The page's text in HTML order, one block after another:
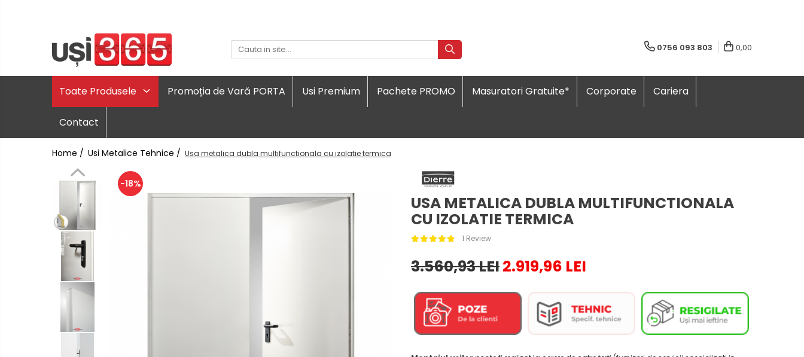
0756 093 803 0,00
Toate Produsele Promoția de Vară PORTA Usi Premium Pachete PROMO Masuratori Gratuite* Corporate Cariera
Contact
Home / Usi Metalice Tehnice / Usa metalica dubla multifunctionala cu izolatie termica
USA METALICA DUBLA MULTIFUNCTIONALA
CU IZOLATIE TERMICA
1 Review
-18%
3.560,93 LEI2.919,96 LEI